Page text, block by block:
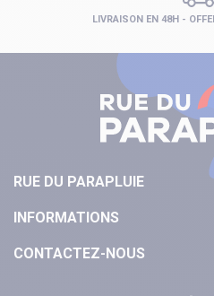
LIVRAISON EN 48H -
RUE DU PARAPLUIE
INFORMATIONS
CONTACTEZ-NOUS